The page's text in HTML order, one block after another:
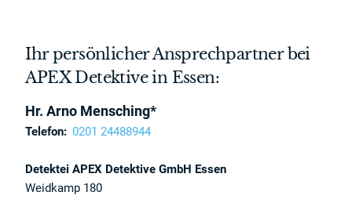
Ihr persönlicher Ansprechpartner bei
APEX Detektive in Essen:
Hr. Arno Mensching*
Telefon: 0201 24488944
Detektei APEX Detektive GmbH Essen
Weidkamp 180